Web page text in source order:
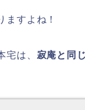
ますよね！
宅は、 寂庵と同